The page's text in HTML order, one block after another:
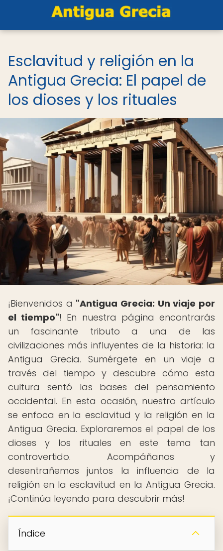
Esclavitud y religión en la
Antigua Grecia: El papel de
los dioses y los rituales
¡Bienvenidos a "Antigua Grecia: Un viaje por
el tiempo"! En nuestra página encontrarás
un fascinante tributo a una de las
civilizaciones más influyentes de la historia: la
Antigua Grecia. Sumérgete en un viaje a
través del tiempo y descubre cómo esta
cultura sentó las bases del pensamiento
occidental. En esta ocasión, nuestro artículo
se enfoca en la esclavitud y la religión en la
Antigua Grecia. Exploraremos el papel de los
dioses y los rituales en este tema tan
controvertido. Acompáñanos y
desentrañemos juntos la influencia de la
religión en la esclavitud en la Antigua Grecia.
¡Continúa leyendo para descubrir más!
Índice